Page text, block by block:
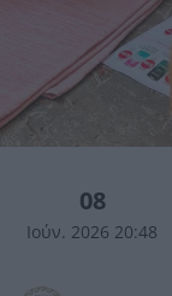
08
Ιούν. 2026 20:48